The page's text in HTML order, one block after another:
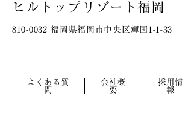
ヒルトップリゾート福岡
810-0032 福岡県福岡市中央区輝国1-1-33
よくある質
問
会社概
要
採用情
報